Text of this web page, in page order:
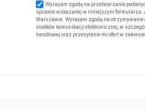
Wyrażam zgodę na przetwarzanie
sprawie wskazanej w niniejszym formularzu.
Warszawie. Wyrażam zgodę na otrzymywanie
środków komunikacji elektronicznej, w
handlowej oraz przesyłanie mi ofert w